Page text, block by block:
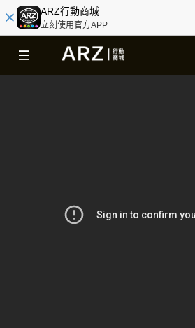
ARZ行動商城
立刻使用官方APP